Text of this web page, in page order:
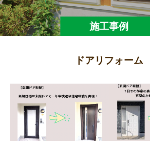
施工事例
ドアリフォーム